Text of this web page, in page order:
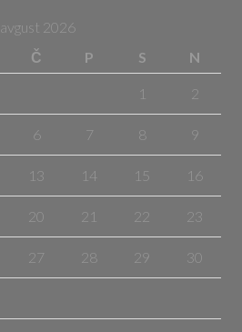
avgust 2026
Č P S N
1 2
6 7 8 9
13 14 15 16
20 21 22 23
27 28 29 30